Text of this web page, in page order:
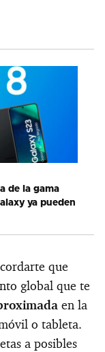
de la gama
ya pueden
que
global que te
en la
o tableta.
a posibles